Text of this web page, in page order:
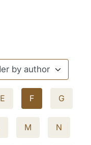
E F G
M N